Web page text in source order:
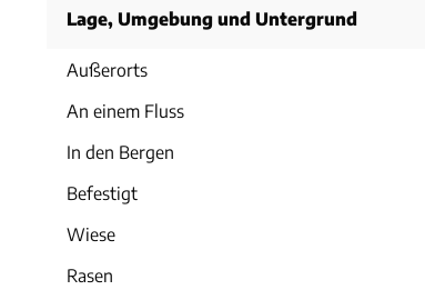
Lage, Umgebung und Untergrund
Außerorts
An einem Fluss
In den Bergen
Befestigt
Wiese
Rasen